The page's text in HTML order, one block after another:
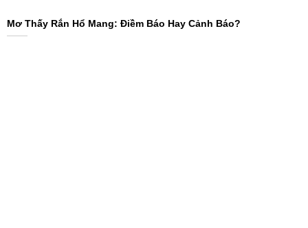
Mơ Thấy Rắn Hổ Mang: Điềm Báo Hay Cảnh Báo?